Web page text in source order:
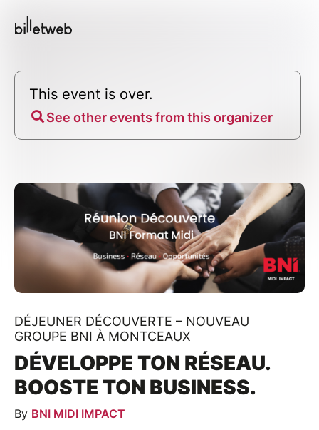
This event is over.
See other events from this organizer
DÉJEUNER DÉCOUVERTE – NOUVEAU
GROUPE BNI À MONTCEAUX
DÉVELOPPE TON RÉSEAU.
BOOSTE TON BUSINESS.
By BNI MIDI IMPACT